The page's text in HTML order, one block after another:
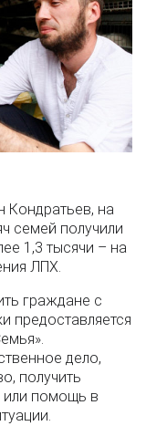
Кондратьев, на
семей получили
1,3 тысячи – на
ЛПХ.
граждане с
предоставляется
дело,
получить
или помощь в